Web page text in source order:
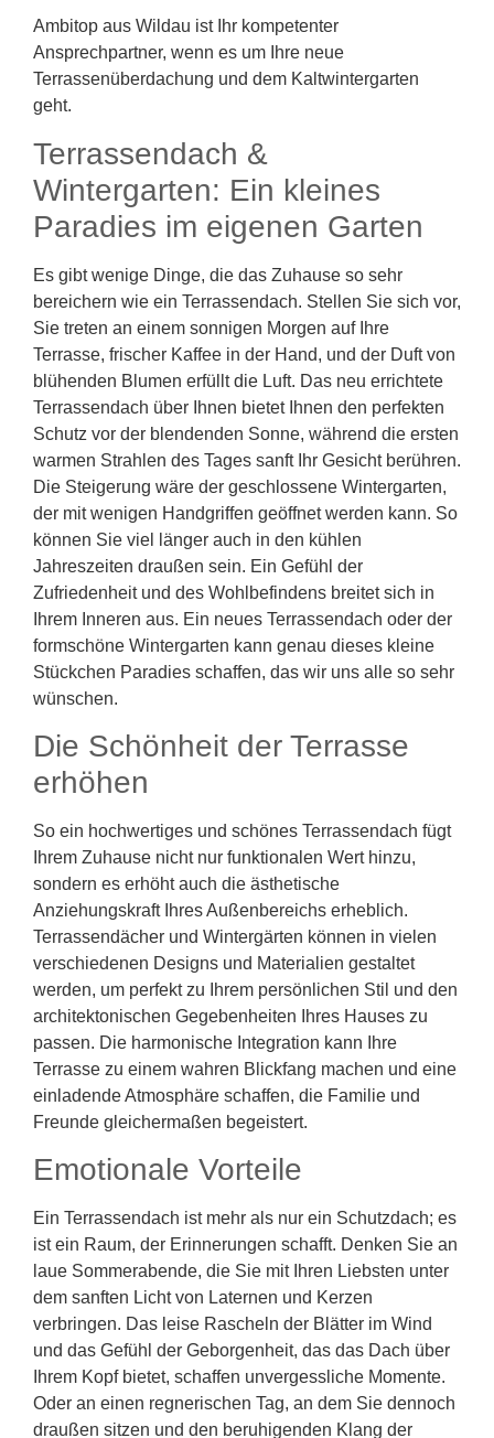
Ambitop aus Wildau ist Ihr kompetenter
Ansprechpartner, wenn es um Ihre neue
Terrassenüberdachung und dem Kaltwintergarten
geht.
Terrassendach &
Wintergarten: Ein kleines
Paradies im eigenen Garten
Es gibt wenige Dinge, die das Zuhause so sehr
bereichern wie ein Terrassendach. Stellen Sie sich vor,
Sie treten an einem sonnigen Morgen auf Ihre
Terrasse, frischer Kaffee in der Hand, und der Duft von
blühenden Blumen erfüllt die Luft. Das neu errichtete
Terrassendach über Ihnen bietet Ihnen den perfekten
Schutz vor der blendenden Sonne, während die ersten
warmen Strahlen des Tages sanft Ihr Gesicht berühren.
Die Steigerung wäre der geschlossene Wintergarten,
der mit wenigen Handgriffen geöffnet werden kann. So
können Sie viel länger auch in den kühlen
Jahreszeiten draußen sein. Ein Gefühl der
Zufriedenheit und des Wohlbefindens breitet sich in
Ihrem Inneren aus. Ein neues Terrassendach oder der
formschöne Wintergarten kann genau dieses kleine
Stückchen Paradies schaffen, das wir uns alle so sehr
wünschen.
Die Schönheit der Terrasse
erhöhen
So ein hochwertiges und schönes Terrassendach fügt
Ihrem Zuhause nicht nur funktionalen Wert hinzu,
sondern es erhöht auch die ästhetische
Anziehungskraft Ihres Außenbereichs erheblich.
Terrassendächer und Wintergärten können in vielen
verschiedenen Designs und Materialien gestaltet
werden, um perfekt zu Ihrem persönlichen Stil und den
architektonischen Gegebenheiten Ihres Hauses zu
passen. Die harmonische Integration kann Ihre
Terrasse zu einem wahren Blickfang machen und eine
einladende Atmosphäre schaffen, die Familie und
Freunde gleichermaßen begeistert.
Emotionale Vorteile
Ein Terrassendach ist mehr als nur ein Schutzdach; es
ist ein Raum, der Erinnerungen schafft. Denken Sie an
laue Sommerabende, die Sie mit Ihren Liebsten unter
dem sanften Licht von Laternen und Kerzen
verbringen. Das leise Rascheln der Blätter im Wind
und das Gefühl der Geborgenheit, das das Dach über
Ihrem Kopf bietet, schaffen unvergessliche Momente.
Oder an einen regnerischen Tag, an dem Sie dennoch
draußen sitzen und den beruhigenden Klang der